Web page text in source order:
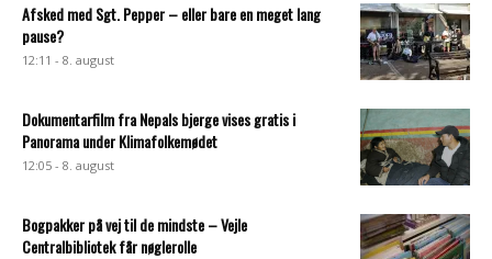
Afsked med Sgt. Pepper – eller bare en meget lang
pause?
12:11 - 8. august
Dokumentarfilm fra Nepals bjerge vises gratis i
Panorama under Klimafolkemødet
12:05 - 8. august
Bogpakker på vej til de mindste – Vejle
Centralbibliotek får nøglerolle